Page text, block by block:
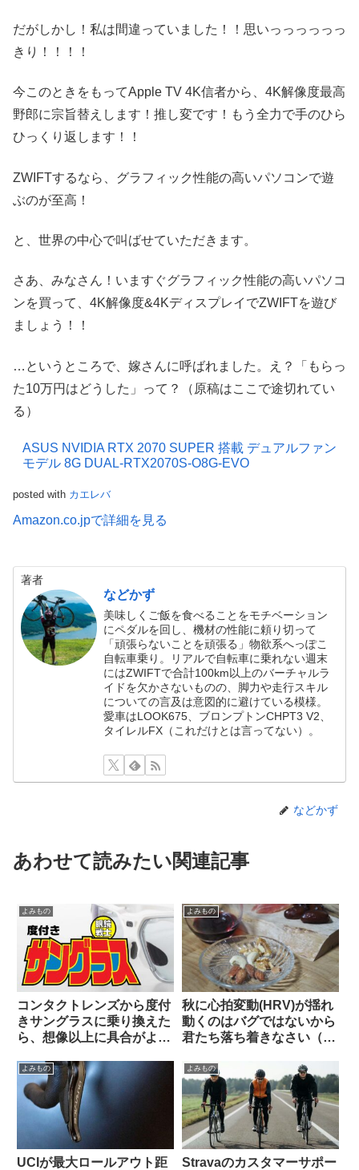
だがしかし！私は間違っていました！！思いっっっっっっ
きり！！！！
今このときをもってApple TV 4K信者から、4K解像度最高
野郎に宗旨替えします！推し変です！もう全力で手のひら
ひっくり返します！！
ZWIFTするなら、グラフィック性能の高いパソコンで遊
ぶのが至高！
と、世界の中心で叫ばせていただきます。
さあ、みなさん！いますぐグラフィック性能の高いパソコ
ンを買って、4K解像度&4KディスプレイでZWIFTを遊び
ましょう！！
…というところで、嫁さんに呼ばれました。え？「もらっ
た10万円はどうした」って？（原稿はここで途切れてい
る）
ASUS NVIDIA RTX 2070 SUPER 搭載 デュアルファン
モデル 8G DUAL-RTX2070S-O8G-EVO
posted with カエレバ
Amazon.co.jpで詳細を見る
著者
などかず
美味しくご飯を食べることをモチベーション
にペダルを回し、機材の性能に頼り切って
「頑張らないことを頑張る」物欲系へっぽこ
自転車乗り。リアルで自転車に乗れない週末
にはZWIFTで合計100km以上のバーチャルラ
イドを欠かさないものの、脚力や走行スキル
についての言及は意図的に避けている模様。
愛車はLOOK675、ブロンプトンCHPT3 V2、
タイレルFX（これだけとは言ってない）。
などかず
あわせて読みたい関連記事
よみもの
コンタクトレンズから度付
きサングラスに乗り換えた
ら、想像以上に具合がよか
よみもの
秋に心拍変動(HRV)が揺れ
動くのはバグではないから
君たち落ち着きなさい（海
察）
よみもの
UCIが最大ロールアウト距
よみもの
Stravaのカスタマーサポー